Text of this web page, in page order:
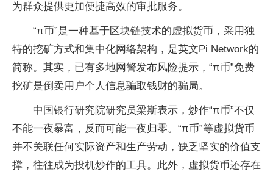
为群众提供更加便捷高效的审批服务。
“π币”是一种基于区块链技术的虚拟货币，采用独
特的挖矿方式和集中化网络架构，是英文Pi Network的
简称。其实，已有多地网警发布风险提示，“π币”免费
挖矿是倒卖用户个人信息骗取钱财的骗局。
中国银行研究院研究员梁斯表示，炒作“π币”不仅
不能一夜暴富，反而可能一夜归零。“π币”等虚拟货币
并不关联任何实际资产和生产劳动，缺乏坚实的价值支
撑，往往成为投机炒作的工具。此外，虚拟货币还存在